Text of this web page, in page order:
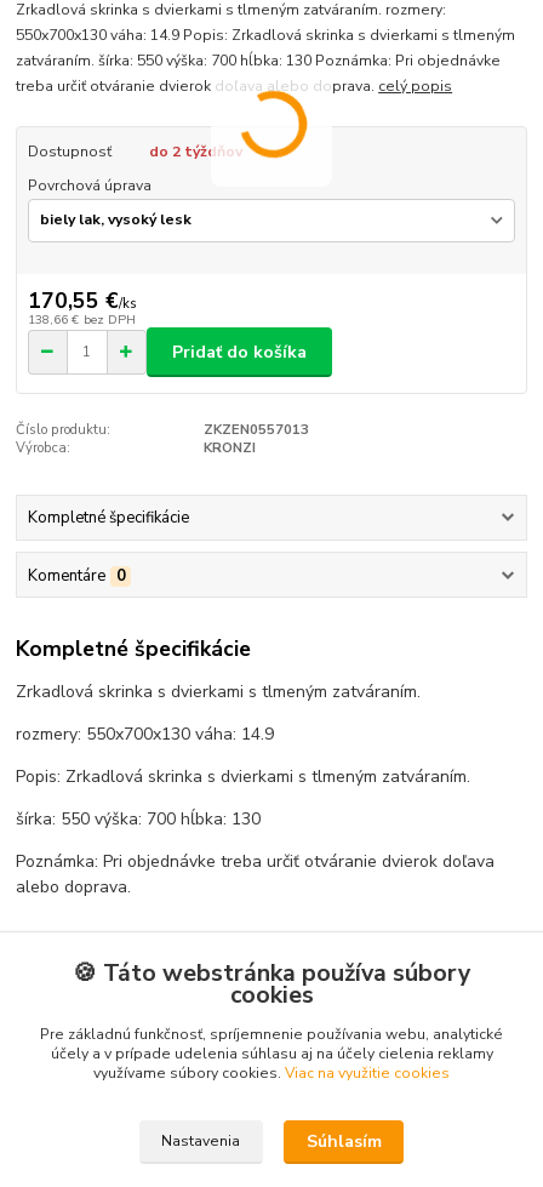
Zrkadlová skrinka s dvierkami s tlmeným zatváraním. rozmery:
550x700x130 váha: 14.9 Popis: Zrkadlová skrinka s dvierkami s tlmeným
zatváraním. šírka: 550 výška: 700 hĺbka: 130 Poznámka: Pri objednávke
treba určiť otváranie dvierok doľava alebo doprava. celý popis
Dostupnosť
do 2 týždňov
Povrchová úprava
170,55 €/ks
138,66 € bez DPH
Pridať do košíka
Číslo produktu:
ZKZEN0557013
Výrobca:
KRONZI
Kompletné špecifikácie
Komentáre 0
Kompletné špecifikácie
Zrkadlová skrinka s dvierkami s tlmeným zatváraním.
rozmery: 550x700x130 váha: 14.9
Popis: Zrkadlová skrinka s dvierkami s tlmeným zatváraním.
šírka: 550 výška: 700 hĺbka: 130
Poznámka: Pri objednávke treba určiť otváranie dvierok doľava
alebo doprava.
Tovar zaradený v kategóriách
Kúpeľňový nábytok
Zrkadlá a zrkadlové skrinky
🍪 Táto webstránka používa súbory
cookies
Pre základnú funkčnosť, spríjemnenie používania webu, analytické
účely a v prípade udelenia súhlasu aj na účely cielenia reklamy
využívame súbory cookies. Viac na využitie cookies
Nastavenia Súhlasím